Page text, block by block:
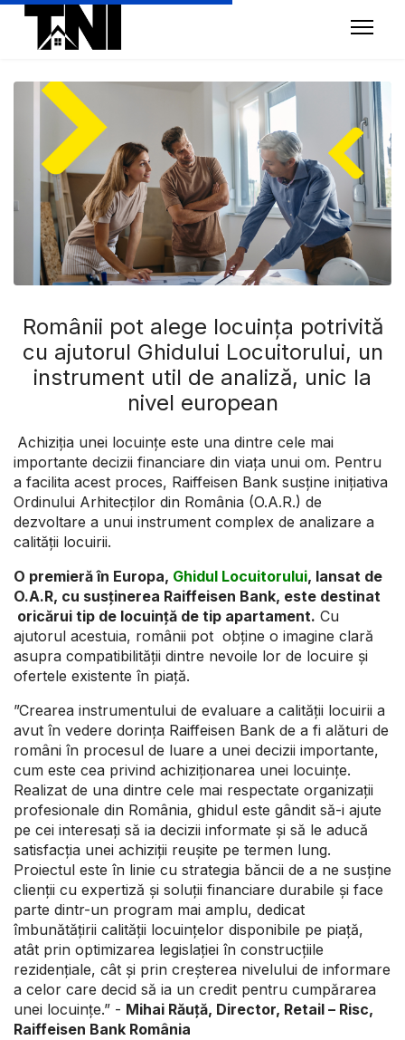
Românii pot alege locuința potrivită
cu ajutorul Ghidului Locuitorului, un
instrument util de analiză, unic la
nivel european
Achiziția unei locuințe este una dintre cele mai
importante decizii financiare din viața unui om. Pentru
a facilita acest proces, Raiffeisen Bank susține inițiativa
Ordinului Arhitecților din România (O.A.R.) de
dezvoltare a unui instrument complex de analizare a
calității locuirii.
O premieră în Europa, Ghidul Locuitorului, lansat de
O.A.R, cu susținerea Raiffeisen Bank, este destinat
oricărui tip de locuință de tip apartament. Cu
ajutorul acestuia, românii pot obține o imagine clară
asupra compatibilității dintre nevoile lor de locuire și
ofertele existente în piață.
”Crearea instrumentului de evaluare a calității locuirii a
avut în vedere dorința Raiffeisen Bank de a fi alături de
români în procesul de luare a unei decizii importante,
cum este cea privind achiziționarea unei locuințe.
Realizat de una dintre cele mai respectate organizații
profesionale din România, ghidul este gândit să-i ajute
pe cei interesați să ia decizii informate și să le aducă
satisfacția unei achiziții reușite pe termen lung.
Proiectul este în linie cu strategia băncii de a ne susține
clienții cu expertiză și soluții financiare durabile și face
parte dintr-un program mai amplu, dedicat
îmbunătățirii calității locuințelor disponibile pe piață,
atât prin optimizarea legislației în construcțiile
rezidențiale, cât și prin creșterea nivelului de informare
a celor care decid să ia un credit pentru cumpărarea
unei locuințe.” - Mihai Răuță, Director, Retail – Risc,
Raiffeisen Bank România